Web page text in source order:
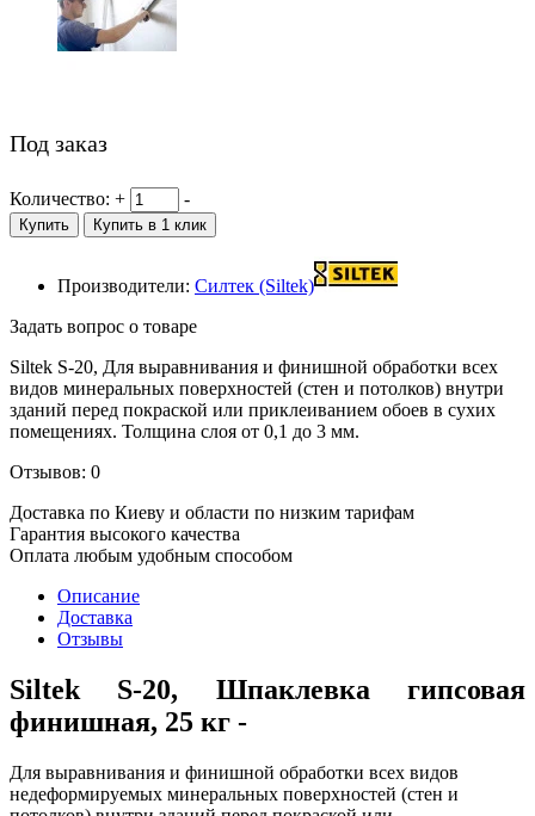
Под заказ
Количество: + -
Купить Купить в 1 клик
Производители: Силтек (Siltek)
Задать вопрос о товаре
Siltek S-20, Для выравнивания и финишной обработки всех
видов минеральных поверхностей (стен и потолков) внутри
зданий перед покраской или приклеиванием обоев в сухих
помещениях. Толщина слоя от 0,1 до 3 мм.
Отзывов: 0
Доставка по Киеву и области по низким тарифам
Гарантия высокого качества
Оплата любым удобным способом
Описание
Доставка
Отзывы
Siltek S-20, Шпаклевка гипсовая
финишная, 25 кг -
Для выравнивания и финишной обработки всех видов
недеформируемых минеральных поверхностей (стен и